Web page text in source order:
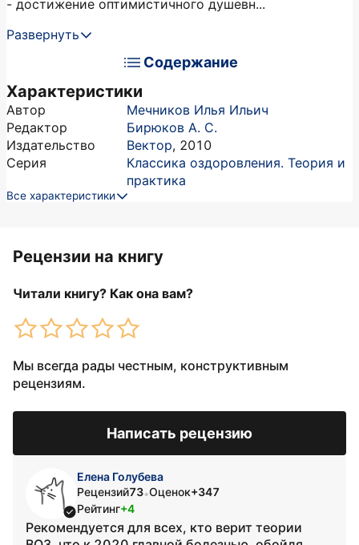
- достижение оптимистичного душевн...
Развернуть
Содержание
Характеристики
Автор
Мечников Илья Ильич
Редактор
Бирюков А. С.
Издательство
Вектор, 2010
Серия
Классика оздоровления. Теория и
практика
Все характеристики
Рецензии на книгу
Читали книгу? Как она вам?
Мы всегда рады честным, конструктивным
рецензиям.
Написать рецензию
Елена Голубева
Рецензий73•Оценок+347
Рейтинг+4
Рекомендуется для всех, кто верит теории